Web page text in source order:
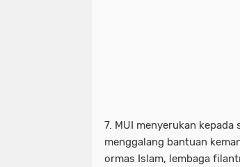
7. MUI menyerukan
menggalang bantuan
ormas Islam, lembaga